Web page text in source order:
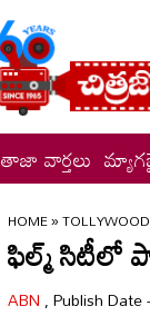
తాజా వార్తలు
HOME»TOLLYWOOD
ఫిల్మ్ సిటీలో
ABN, Publish Date